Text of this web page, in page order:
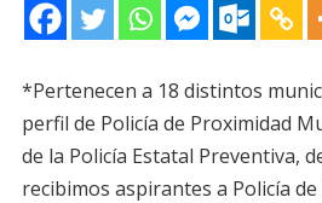
*Pertenecen a 18 distintos
perfil de Policía de Proximidad
de la Policía Estatal Preventiva,
recibimos aspirantes a Policía